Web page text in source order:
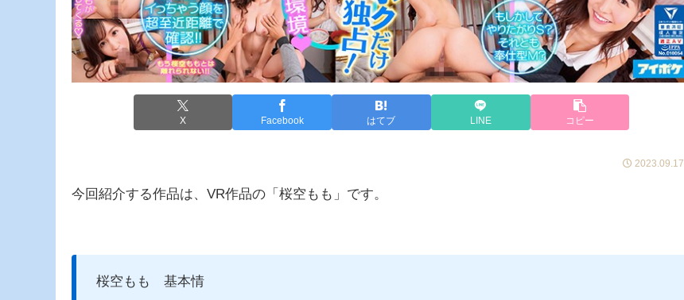
X Facebook はてブ LINE コピー
2023.09.17
今回紹介する作品は、VR作品の「桜空もも」です。
桜空もも 基本情